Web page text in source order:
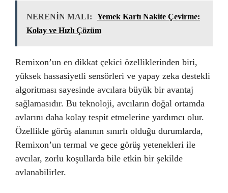
NERENİN MALI:
Yemek Kartı Nakite Çevirme:
Kolay ve Hızlı Çözüm
Remixon’un en dikkat çekici özelliklerinden biri,
yüksek hassasiyetli sensörleri ve yapay zeka destekli
algoritması sayesinde avcılara büyük bir avantaj
sağlamasıdır. Bu teknoloji, avcıların doğal ortamda
avlarını daha kolay tespit etmelerine yardımcı olur.
Özellikle görüş alanının sınırlı olduğu durumlarda,
Remixon’un termal ve gece görüş yetenekleri ile
avcılar, zorlu koşullarda bile etkin bir şekilde
avlanabilirler.